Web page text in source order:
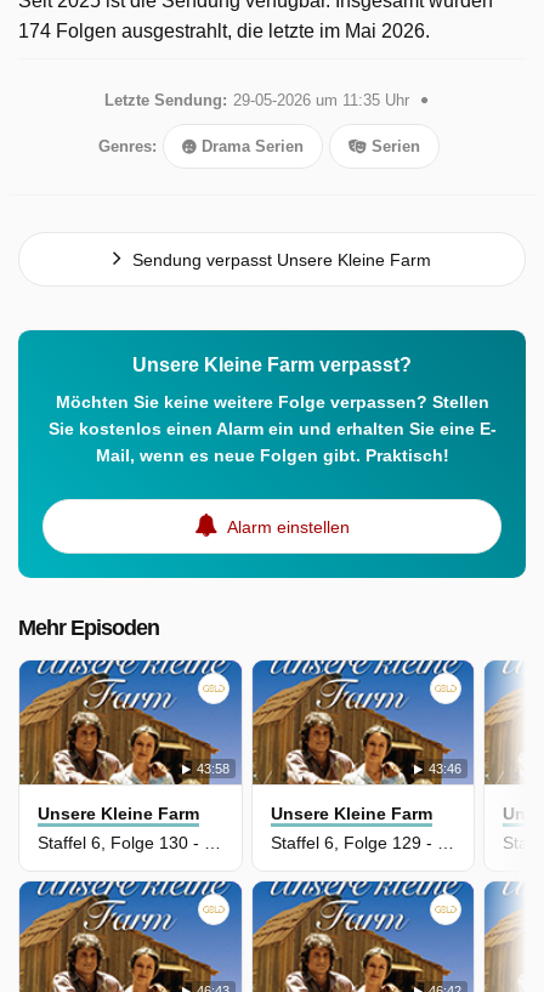
174 Folgen ausgestrahlt, die letzte im Mai 2026.
Letzte Sendung: 29-05-2026 um 11:35 Uhr
Genres: Drama Serien Serien
Sendung verpasst Unsere Kleine Farm
Unsere Kleine Farm verpasst?
Möchten Sie keine weitere Folge verpassen? Stellen
Sie kostenlos einen Alarm ein und erhalten Sie eine E-
Mail, wenn es neue Folgen gibt. Praktisch!
Alarm einstellen
Mehr Episoden
43:58
Unsere Kleine Farm
Staffel 6, Folge 130 - Falsch verbunden
43:46
Unsere Kleine Farm
Staffel 6, Folge 129 - Der Großvater